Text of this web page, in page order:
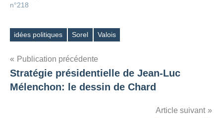
n°218
Étiquettes
idées politiques Sorel Valois
Navigation
de
Publication précédente
Stratégie présidentielle de Jean-Luc
Mélenchon: le dessin de Chard
Article suivant